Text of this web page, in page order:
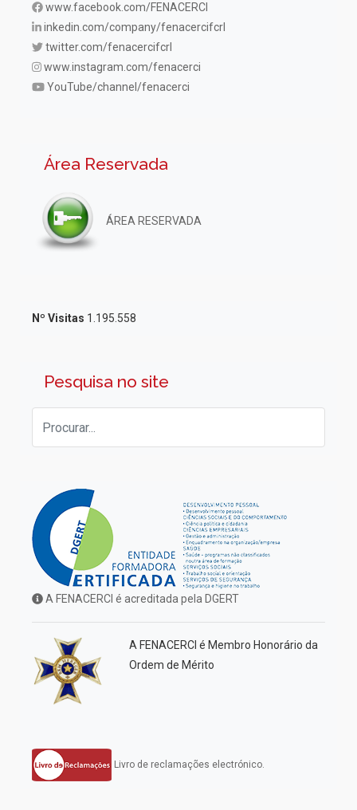
www.facebook.com/FENACERCI
inkedin.com/company/fenacercifcrl
twitter.com/fenacercifcrl
www.instagram.com/fenacerci
YouTube/channel/fenacerci
Área Reservada
ÁREA RESERVADA
Nº Visitas 1.195.558
Pesquisa no site
A FENACERCI é acreditada pela DGERT
A FENACERCI é Membro Honorário da
Ordem de Mérito
Livro de reclamações electrónico.